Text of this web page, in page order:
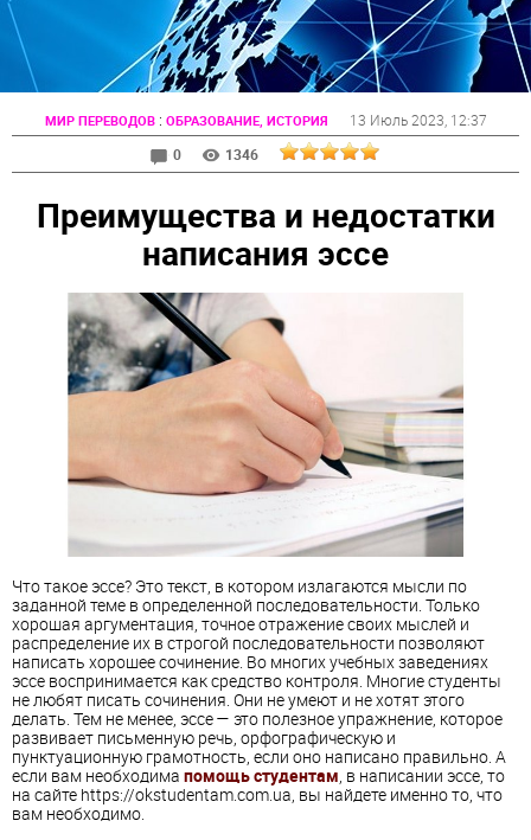
МИР ПЕРЕВОДОВ: ОБРАЗОВАНИЕ, ИСТОРИЯ 13 Июль 2023 , 12:37
0
1346
Преимущества и недостатки
написания эссе
Что такое эссе? Это текст, в котором излагаются мысли по
заданной теме в определенной последовательности. Только
хорошая аргументация, точное отражение своих мыслей и
распределение их в строгой последовательности позволяют
написать хорошее сочинение. Во многих учебных заведениях
эссе воспринимается как средство контроля. Многие студенты
не любят писать сочинения. Они не умеют и не хотят этого
делать. Тем не менее, эссе — это полезное упражнение, которое
развивает письменную речь, орфографическую и
пунктуационную грамотность, если оно написано правильно. А
если вам необходима помощь студентам, в написании эссе, то
на сайте https://okstudentam.com.ua, вы найдете именно то, что
вам необходимо.